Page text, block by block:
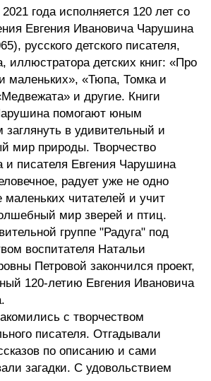
года исполняется 120 лет со
Евгения Ивановича Чарушина
русского детского писателя,
иллюстратора детских книг: «Про
маленьких», «Тюпа, Томка и
и другие. Книги
помогают юным
заглянуть в удивительный и
мир природы. Творчество
и писателя Евгения Чарушина
радует уже не одно
маленьких читателей и учит
мир зверей и птиц.
группе "Радуга" под
воспитателя Натальи
Петровой закончился проект,
120-летию Евгения Ивановича
с творчеством
писателя. Отгадывали
по описанию и сами
загадки. С удовольствием